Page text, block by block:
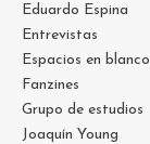
Eduardo Espina
Entrevistas
Espacios en blanco
Fanzines
Grupo de estudios
Joaquín Young